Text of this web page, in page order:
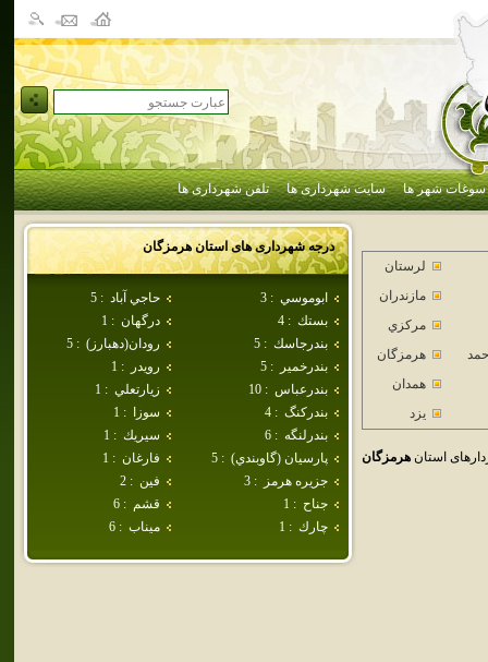
سوغات شهر ها سایت شهرداری ها تلفن شهرداری ها
درجه شهرداری های استانهرمزگان
ابوموسي :
3 حاجي آباد :
5
بستك :
4 درگهان :
1
بندرجاسك :
5 رودان(دهبارز) :
5
بندرخمير
:
5 رويدر :
1
بندرعباس :
10 زيارتعلي :
1
بندركنگ :
4 سوزا :
1
بندرلنگه :
6 سيريك :
1
پارسيان (گاوبندي) :
5 فارغان :
1
جزيره هرمز
:
3 فين :
2
جناح :
1 قشم :
6
چارك :
1 ميناب :
6
لرستان
مازندران
مركزي
هرمزگان
همدان
يزد
استانهرمزگان